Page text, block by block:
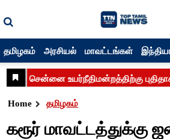
தமிழகம் அரசியல் மாவட்டங்கள்
Home தமிழகம்
கரூர் மாவட்டத்துக்கு